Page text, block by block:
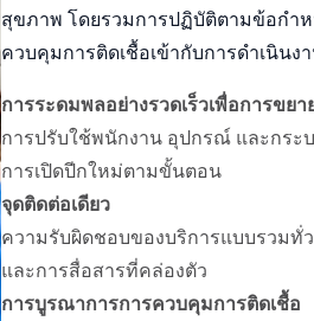
สุขภาพ โดยรวมการปฏิบัติตามข้อกํา
ควบคุมการติดเชื้อเข้ากับการดําเนินง
การระดมพลอย่างรวดเร็วเพื่อการขยา
การปรับใช้พนักงาน อุปกรณ์ และกระ
การเปิดปีกใหม่ตามขั้นตอน
จุดติดต่อเดียว
ความรับผิดชอบของบริการแบบรวมทั่
และการสื่อสารที่คล่องตัว
การบูรณาการการควบคุมการติดเชื้อ